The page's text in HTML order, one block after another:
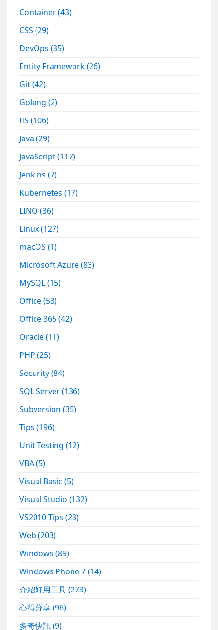
Container(43)
CSS(29)
DevOps(35)
Entity Framework(26)
Git(42)
Golang(2)
IIS(106)
Java(29)
JavaScript(117)
Jenkins(7)
Kubernetes(17)
LINQ(36)
Linux(127)
macOS(1)
Microsoft Azure(83)
MySQL(15)
Office(53)
Office 365(42)
Oracle(11)
PHP(25)
Security(84)
SQL Server(136)
Subversion(35)
Tips(196)
Unit Testing(12)
VBA(5)
Visual Basic(5)
Visual Studio(132)
VS2010 Tips(23)
Web(203)
Windows(89)
Windows Phone 7(14)
介紹好用工具(273)
心得分享(96)
多奇快訊(9)